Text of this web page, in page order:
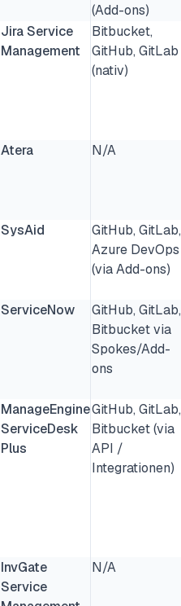
(Add-ons)
Jira Service
Management
Bitbucket,
GitHub, GitLab
(nativ)
Atera N/A
SysAid
GitHub, GitLab,
Azure DevOps
(via Add-ons)
ServiceNow
GitHub, GitLab,
Bitbucket via
Spokes/Add-
ons
ManageEngine
ServiceDesk
Plus
GitHub, GitLab,
Bitbucket (via
API /
Integrationen)
InvGate
Service
N/A